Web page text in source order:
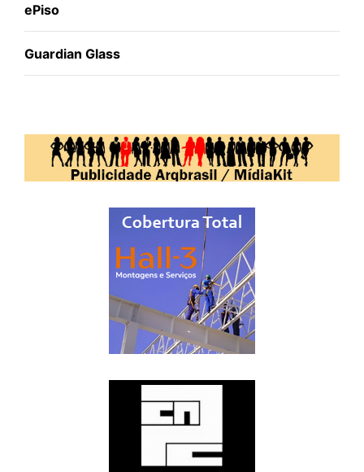
ePiso
Guardian Glass